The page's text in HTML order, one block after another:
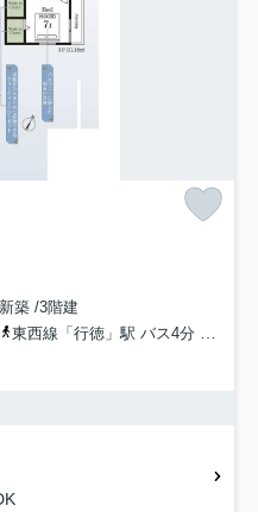
築 /3階建
東西線「行徳」駅 バス4分 「宝２丁目」 停歩7分